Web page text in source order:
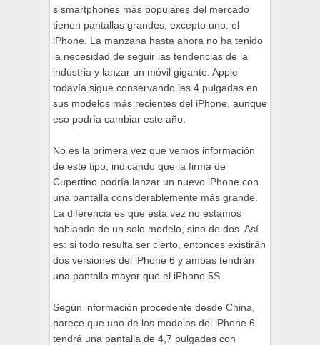
s smartphones más populares del mercado
tienen pantallas grandes, excepto uno: el
iPhone. La manzana hasta ahora no ha tenido
la necesidad de seguir las tendencias de la
industria y lanzar un móvil gigante. Apple
todavía sigue conservando las 4 pulgadas en
sus modelos más recientes del iPhone, aunque
eso podría cambiar este año.
No es la primera vez que vemos información
de este tipo, indicando que la firma de
Cupertino podría lanzar un nuevo iPhone con
una pantalla considerablemente más grande.
La diferencia es que esta vez no estamos
hablando de un solo modelo, sino de dos. Así
es: si todo resulta ser cierto, entonces existirán
dos versiones del iPhone 6 y ambas tendrán
una pantalla mayor que el iPhone 5S.
Según información procedente desde China,
parece que uno de los modelos del iPhone 6
tendrá una pantalla de 4,7 pulgadas con